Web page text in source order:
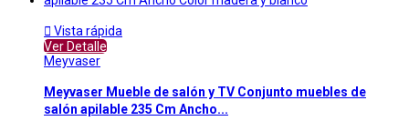
 Vista rápida
Ver Detalle
Meyvaser
Meyvaser Mueble de salón y TV Conjunto muebles de
salón apilable 235 Cm Ancho...